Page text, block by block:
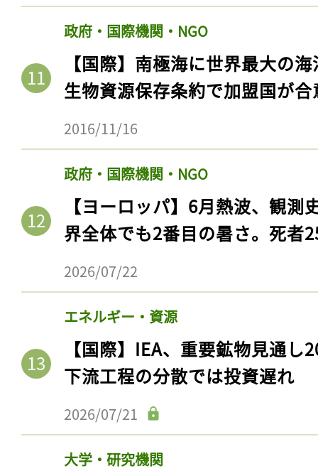
政府・国際機関・NGO
【国際】南極海に世界最大の
生物資源保存条約で加盟国が合
2016/11/16
政府・国際機関・NGO
【ヨーロッパ】6月熱波、観
界全体でも2番目の暑さ。死者
2026/07/22
エネルギー・資源
【国際】IEA、重要鉱物見通
下流工程の分散では投資遅れ
2026/07/21
大学・研究機関
記事をお気に入りに
ログインが必